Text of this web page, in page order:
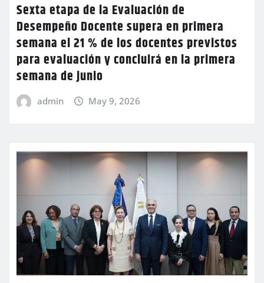
Sexta etapa de la Evaluación de
Desempeño Docente supera en primera
semana el 21 % de los docentes previstos
para evaluación y concluirá en la primera
semana de junio
admin May 9, 2026